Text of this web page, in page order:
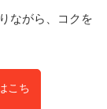
ながら、コクを
こち